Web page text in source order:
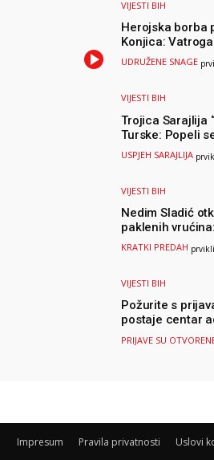
VIJESTI BIH
Herojska borba
Konjica:
Sarajeva,
UDRUŽENE SNAGE
VIJESTI BIH
Trojica Sarajlija
Turske: Popeli
metara
USPJEH SARAJLIJA
VIJESTI BIH
Nedim Sladić
paklenih
osvježenje u BiH
KRATKI PREDAH
VIJESTI BIH
Požurite s
postaje centar
outdoor
PRIJAVE SU
Impresum Pravila privatnosti Uslovi